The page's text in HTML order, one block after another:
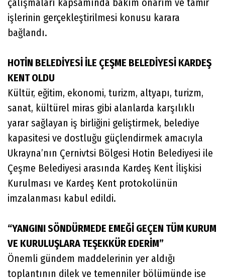
işlerinin gerçekleştirilmesi konusu karara
bağlandı.
HOTİN BELEDİYESİ İLE ÇEŞME BELEDİYESİ KARDEŞ
KENT OLDU
Kültür, eğitim, ekonomi, turizm, altyapı, turizm,
sanat, kültürel miras gibi alanlarda karşılıklı
yarar sağlayan iş birliğini geliştirmek, belediye
kapasitesi ve dostluğu güçlendirmek amacıyla
Ukrayna’nın Çernivtsi Bölgesi Hotin Belediyesi ile
Çeşme Belediyesi arasında Kardeş Kent İlişkisi
Kurulması ve Kardeş Kent protokolünün
imzalanması kabul edildi.
“YANGINI SÖNDÜRMEDE EMEĞİ GEÇEN TÜM KURUM
VE KURULUŞLARA TEŞEKKÜR EDERİM”
Önemli gündem maddelerinin yer aldığı
toplantının dilek ve temenniler bölümünde ise